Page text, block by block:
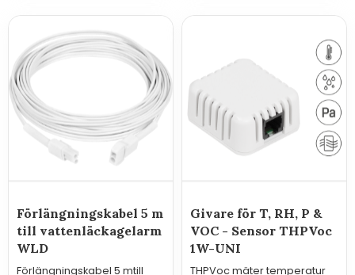
Förlängningskabel 5 m
till vattenläckagelarm
WLD
Förlängningskabel 5 mtill
Givare för T, RH, P &
VOC - Sensor THPVoc
1W-UNI
THPVoc mäter temperatur